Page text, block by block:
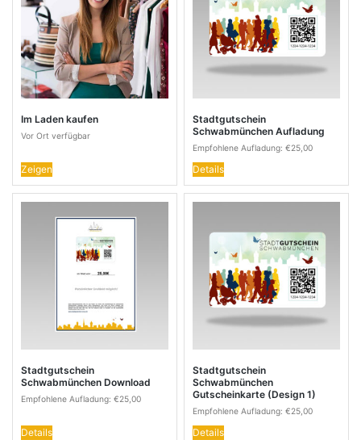
Im Laden kaufen
Vor Ort verfügbar
Zeigen
Stadtgutschein
Schwabmünchen Aufladung
Empfohlene Aufladung: €25,00
Details
Stadtgutschein
Schwabmünchen Download
Empfohlene Aufladung: €25,00
Details
Stadtgutschein
Schwabmünchen
Gutscheinkarte (Design 1)
Empfohlene Aufladung: €25,00
Details